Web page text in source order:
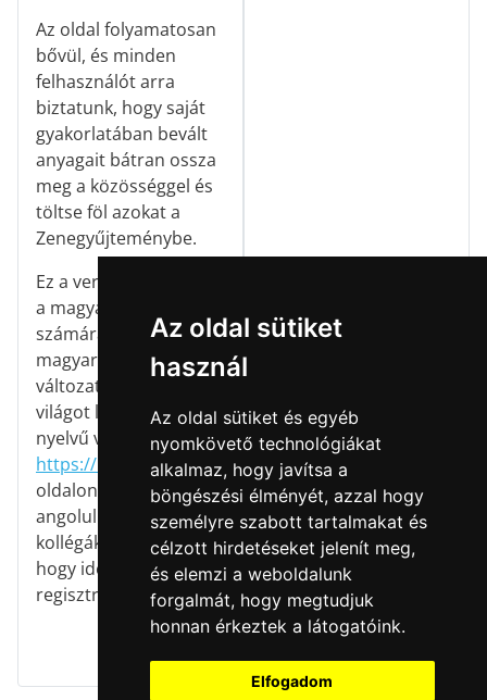
Az oldal sütiket
használ
Az oldal sütiket és egyéb
nyomkövető technológiákat
alkalmaz, hogy javítsa a
böngészési élményét, azzal hogy
személyre szabott tartalmakat és
célzott hirdetéseket jelenít meg,
és elemzi a weboldalunk
forgalmát, hogy megtudjuk
honnan érkeztek a látogatóink.
Elfogadom
Az oldal folyamatosan
bővül, és minden
felhasználót arra
biztatunk, hogy saját
gyakorlatában bevált
anyagait bátran ossza
meg a közösséggel és
töltse föl azokat a
Zenegyűjteménybe.
Ez a verzió kifejezetten
a magyar énektanárok
számára készült
magyar nyelvű
változat. A teljes
világot lefedő angol
nyelvű verzió a
https://kodalyhub.com
oldalon érhető el,
angolul beszélő
kollégáknak javasoljuk,
hogy ide is
regisztráljanak!